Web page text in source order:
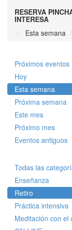
RESERVA
INTERESA
Esta semana
Próximos eventos
Hoy
Esta semana
Próxima semana
Este mes
Próximo mes
Eventos antiguos
Todas las
Enseñanza
Retiro
Práctica intensiva
Meditación con el